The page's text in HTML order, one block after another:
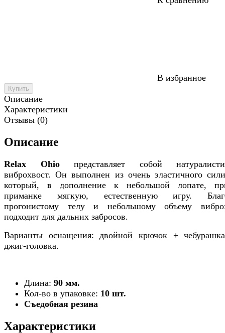
В избранное
Купить
Описание
Характеристики
Отзывы (0)
Описание
Relax Ohioпредставляет собой
виброхвост. Он выполнен из очень эластичного
который, в дополнение к небольшой лопате,
приманке мягкую, естественную игру.
прогонистому телу и небольшому объему
подходит для дальних забросов.
Варианты оснащения: двойной крючок +
джиг-головка.
Длина: 90 мм.
Кол-во в упаковке: 10 шт.
Съедобная резина
Характеристики